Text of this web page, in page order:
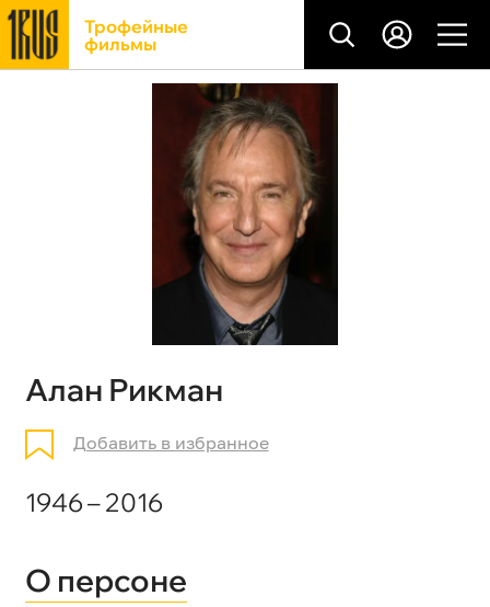
Трофейные
фильмы
Алан Рикман
Добавить в избранное
1946 – 2016
О персоне